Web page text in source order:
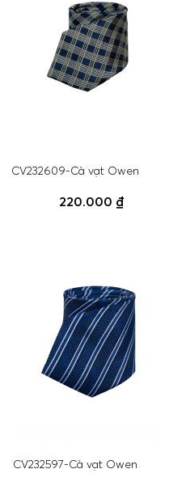
CV232609-Cà vạt Owen
220.000 ₫
CV232597-Cà vạt Owen